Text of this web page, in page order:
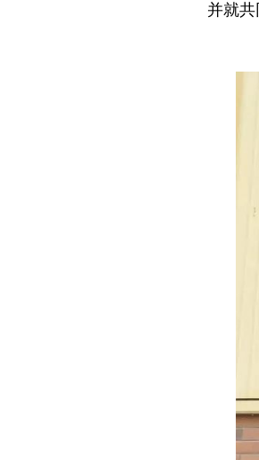
并就